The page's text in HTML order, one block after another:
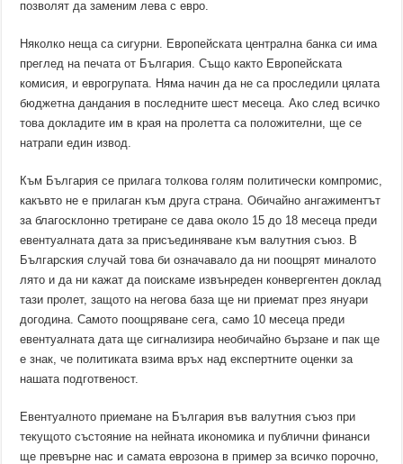
позволят да заменим лева с евро.
Няколко неща са сигурни. Европейската централна банка си има
преглед на печата от България. Също както Европейската
комисия, и еврогрупата. Няма начин да не са проследили цялата
бюджетна дандания в последните шест месеца. Ако след всичко
това докладите им в края на пролетта са положителни, ще се
натрапи един извод.
Към България се прилага толкова голям политически компромис,
какъвто не е прилаган към друга страна. Обичайно ангажиментът
за благосклонно третиране се дава около 15 до 18 месеца преди
евентуалната дата за присъединяване към валутния съюз. В
Българския случай това би означавало да ни поощрят миналото
лято и да ни кажат да поискаме извънреден конвергентен доклад
тази пролет, защото на негова база ще ни приемат през януари
догодина. Самото поощряване сега, само 10 месеца преди
евентуалната дата ще сигнализира необичайно бързане и пак ще
е знак, че политиката взима връх над експертните оценки за
нашата подготвеност.
Евентуалното приемане на България във валутния съюз при
текущото състояние на нейната икономика и публични финанси
ще превърне нас и самата еврозона в пример за всичко порочно,